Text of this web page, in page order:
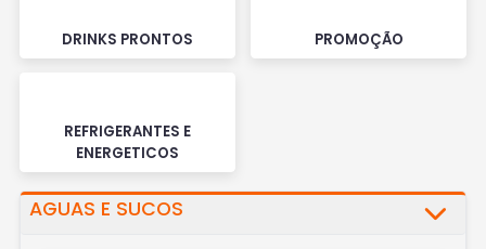
DRINKS PRONTOS PROMOÇÃO
REFRIGERANTES E
ENERGETICOS
AGUAS E SUCOS